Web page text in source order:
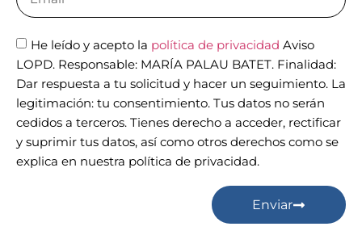
He leído y acepto la política de privacidad Aviso
LOPD. Responsable: MARÍA PALAU BATET. Finalidad:
Dar respuesta a tu solicitud y hacer un seguimiento. La
legitimación: tu consentimiento. Tus datos no serán
cedidos a terceros. Tienes derecho a acceder, rectificar
y suprimir tus datos, así como otros derechos como se
explica en nuestra política de privacidad.
Enviar